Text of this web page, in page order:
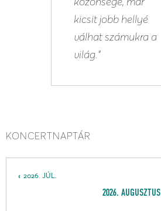
kicsit jobb hellyé
válhat számukra a
világ.”
KONCERTNAPTÁR
2026. JÚL.
2026. AUGUSZTUS